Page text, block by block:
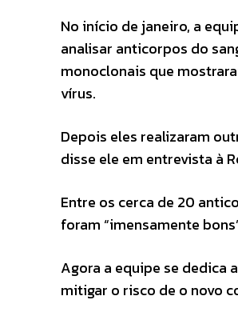
No início de janeiro, a
analisar anticorpos do
monoclonais que
vírus.
Depois eles realizaram
disse ele em entrevista à
Entre os cerca de 20
foram “imensamente
Agora a equipe se
mitigar o risco de o novo